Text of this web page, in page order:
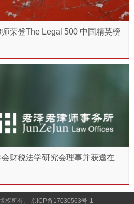
荣登The Legal 500 中国精英榜
财税法学研究会理事并获邀在
权所有。 京ICP备17030563号-1